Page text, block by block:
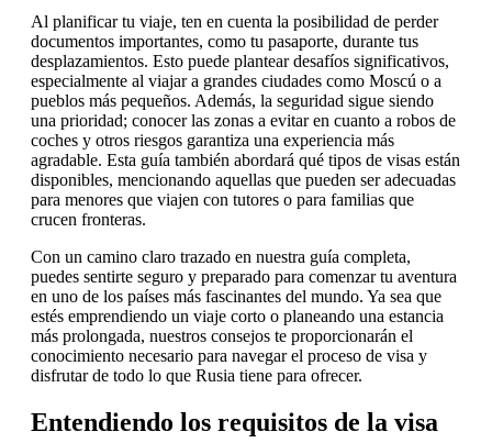
Al planificar tu viaje, ten en cuenta la posibilidad de perder
documentos importantes, como tu pasaporte, durante tus
desplazamientos. Esto puede plantear desafíos significativos,
especialmente al viajar a grandes ciudades como Moscú o a
pueblos más pequeños. Además, la seguridad sigue siendo
una prioridad; conocer las zonas a evitar en cuanto a robos de
coches y otros riesgos garantiza una experiencia más
agradable. Esta guía también abordará qué tipos de visas están
disponibles, mencionando aquellas que pueden ser adecuadas
para menores que viajen con tutores o para familias que
crucen fronteras.
Con un camino claro trazado en nuestra guía completa,
puedes sentirte seguro y preparado para comenzar tu aventura
en uno de los países más fascinantes del mundo. Ya sea que
estés emprendiendo un viaje corto o planeando una estancia
más prolongada, nuestros consejos te proporcionarán el
conocimiento necesario para navegar el proceso de visa y
disfrutar de todo lo que Rusia tiene para ofrecer.
Entendiendo los requisitos de la visa